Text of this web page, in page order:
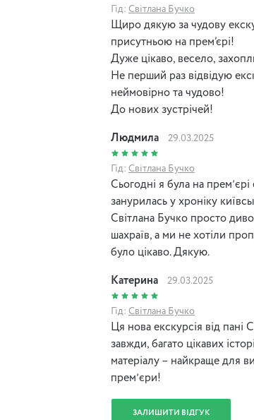
Гід: Світлана Бучко
Щиро дякую за чудову
присутньою на прем’єрі!
Дуже цікаво, весело,
Не перший раз відвідую
неймовірно та чудово!
До нових зустрічей!
Людмила 29.03.2025
Гід: Світлана Бучко
Сьогодні я була на
занурилась у хроніку
Світлана Бучко просто
шахраїв, а ми не хотіли
було цікаво. Дякую.
Катерина 29.03.2025
Гід: Світлана Бучко
Ця нова екскурсія від
завжди, багато цікавих
матеріалу – найкраще для
премʼєри!
ЗАЛИШИТИ ВІДГУК